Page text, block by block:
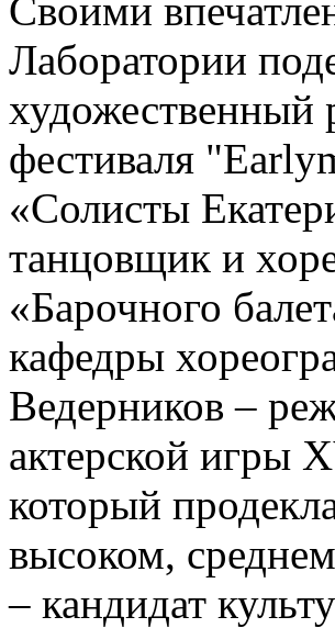
Своими
Лаборатории
художественный
фестиваля
«Солисты
танцовщик и
«Барочного
кафедры
Ведерников –
актерской игры
который
высоком,
– кандидат